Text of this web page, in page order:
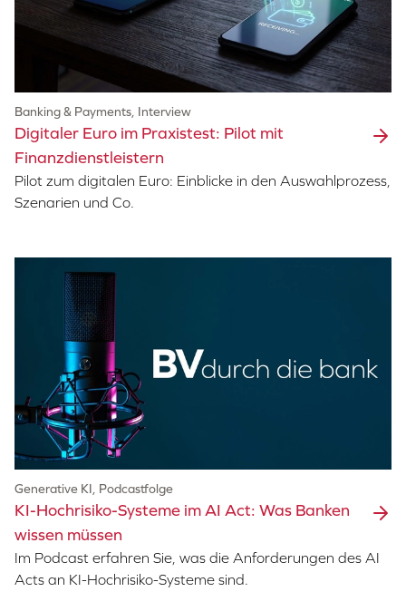
Banking & Payments, Interview
Digitaler Euro im Praxistest: Pilot mit
Finanzdienstleistern
Pilot zum digitalen Euro: Einblicke in den Auswahlprozess,
Szenarien und Co.
Generative KI, Podcastfolge
KI-Hochrisiko-Systeme im AI Act: Was Banken
wissen müssen
Im Podcast erfahren Sie, was die Anforderungen des AI
Acts an KI-Hochrisiko-Systeme sind.